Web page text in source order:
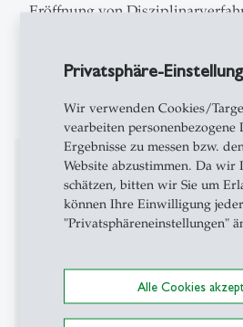
Privatsphäre-
Wir verwenden Cookies/
vearbeiten personenbezogene
Ergebnisse zu messen bzw.
Website abzustimmen. Da wir
schätzen, bitten wir Sie um
können Ihre Einwilligung
"Privatsphäreneinstellungen"
Alle Cookies
Eröffnung von
Bewerberinnen und Bewerber
Ausbildung
1987-1995 Studium der
Mathematik an der
der Universität Bern
2008-2010 Ausbildung
IWP-HSG